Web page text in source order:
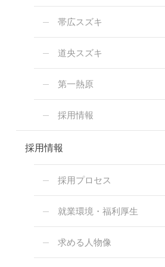
帯広スズキ
道央スズキ
第一熱原
採用情報
採用情報
採用プロセス
就業環境・福利厚生
求める人物像